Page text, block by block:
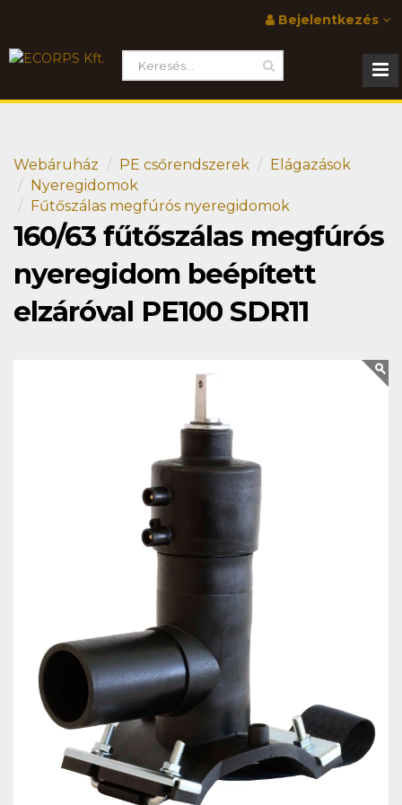
Bejelentkezés
Webáruház PE csőrendszerek
Elágazások
Nyeregidomok
Fűtőszálas megfúrós nyeregidomok
160/63 fűtőszálas megfúrós
nyeregidom beépített
elzáróval PE100 SDR11